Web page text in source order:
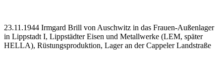
23.11.1944 Irmgard Brill von Auschwitz in das Frauen-Außenlager
in Lippstadt I, Lippstädter Eisen und Metallwerke (LEM, später
HELLA), Rüstungsproduktion, Lager an der Cappeler Landstraße